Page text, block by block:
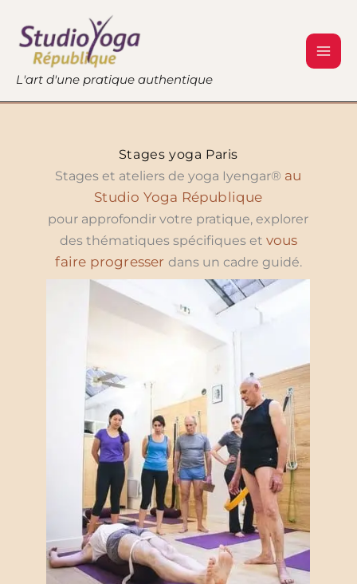
contenu
L'art d'une pratique authentique
Stages yoga Paris
Stages et ateliers de yoga Iyengar® au
Studio Yoga République
pour approfondir votre pratique, explorer
des thématiques spécifiques et vous
faire progresser dans un cadre guidé.